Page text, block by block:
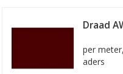
Draad
per
aders